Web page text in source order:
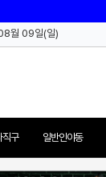
월 09일(일)
직구 일반인야동